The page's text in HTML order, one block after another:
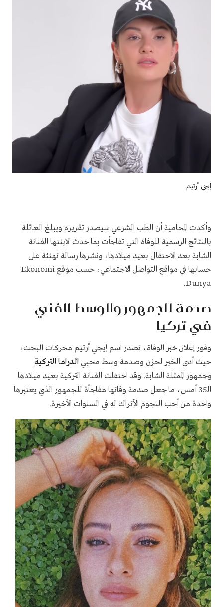
إيجي أرتيم
وأكدت المحامية أن الطب الشرعي سيصدر تقريره ويبلغ العائلة
بالنتائج الرسمية للوفاة التي تفاجأت بما حدث لابنتها الفنانة
الشابة بعد الاحتفال بعيد ميلادها، ونشرها رسالة تهنئة على
حسابها في مواقع التواصل الاجتماعي، حسب موقع Ekonomi
Dunya.
صدمة للجمهور والوسط الفني
في تركيا
وفور إعلان خبر الوفاة، تصدر اسم إيجي أرتيم محركات البحث،
حيث أدى الخبر لحزن وصدمة وسط محبي الدراما التركية
وجمهور الممثلة الشابة. وقد احتفلت الفنانة التركية بعيد ميلادها
الـ35 أمس، ما جعل صدمة وفاتها مفاجأة للجمهور الذي يعتبرها
واحدة من أحب النجوم الأتراك له في السنوات الأخيرة.